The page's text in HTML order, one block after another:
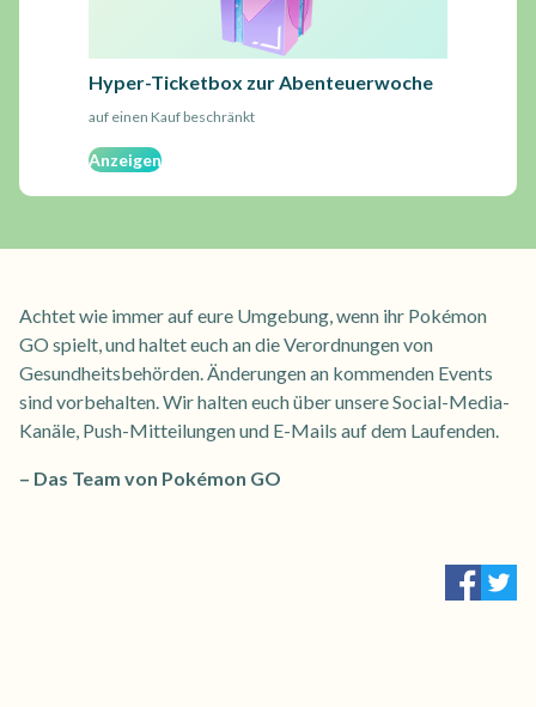
Achtet wie immer auf eure Umgebung, wenn ihr Pokémon
GO spielt, und haltet euch an die Verordnungen von
Gesundheitsbehörden. Änderungen an kommenden Events
sind vorbehalten. Wir halten euch über unsere Social-Media-
Kanäle, Push-Mitteilungen und E-Mails auf dem Laufenden.
– Das Team von Pokémon GO